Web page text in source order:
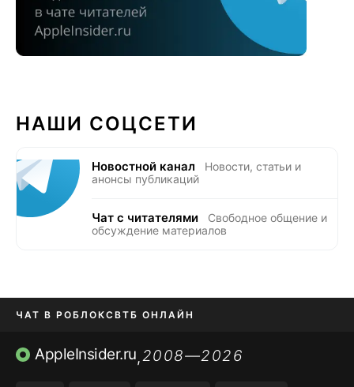
НАШИ СОЦСЕТИ
Новостной канал
Новости, статьи и
анонсы публикаций
Чат с читателями
Свободное общение и
обсуждение материалов
ЧАТ В РОБЛОКСВТБ ОНЛАЙН
ПРИЛОЖЕНИЯ APP STORE
AppleInsider.ru,2008—2026